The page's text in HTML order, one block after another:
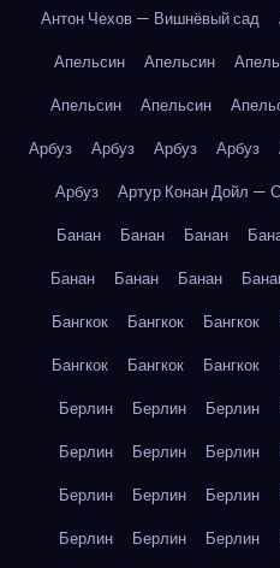
Антон Чехов — Вишнёвый сад
Апельсин
Апельсин
Апельсин
Апельсин
Арбуз
Арбуз Арбуз Арбуз
Арбуз
Артур Конан Дойл —
Банан
Банан Банан
Банан
Банан Банан
Бангкок
Бангкок Бангкок
Бангкок
Бангкок Бангкок
Берлин
Берлин Берлин
Берлин
Берлин Берлин
Берлин
Берлин Берлин
Берлин
Берлин Берлин